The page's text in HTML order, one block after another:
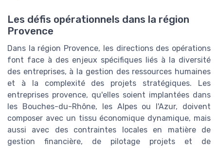
Les défis opérationnels dans la région
Provence
Dans la région Provence, les directions des opérations
font face à des enjeux spécifiques liés à la diversité
des entreprises, à la gestion des ressources humaines
et à la complexité des projets stratégiques. Les
entreprises provence, qu'elles soient implantées dans
les Bouches-du-Rhône, les Alpes ou l'Azur, doivent
composer avec un tissu économique dynamique, mais
aussi avec des contraintes locales en matière de
gestion financière, de pilotage projets et de